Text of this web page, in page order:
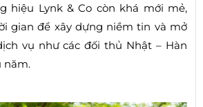
hiệu Lynk & Co còn khá mới mẻ,
gian để xây dựng niềm tin và mở
vụ như các đối thủ Nhật – Hàn
năm.